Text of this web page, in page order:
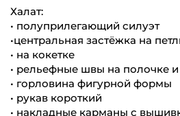
Халат:
• полуприлегающий силуэт
•центральная застёжка на
• на кокетке
• рельефные швы на полочке
• горловина фигурной формы
• рукав короткий
• накладные карманы с